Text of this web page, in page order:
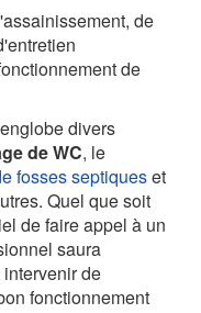
de
de
divers
de WC, le
fosses septiqueset
Quel que soit
de faire appel à un
saura
de
fonctionnement